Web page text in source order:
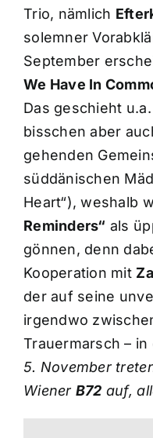
Trio, nämlich
solemner
September
We Have In
Das geschieht
bisschen aber
gehenden
süddänischen
Heart“), weshalb
Reminders“ als
gönnen, denn
Kooperation mit
der auf seine
irgendwo
Trauermarsch –
5. November
Wiener B72 auf,